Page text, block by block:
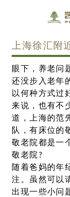
上海徐汇附
眼下，养老问
还没步入老年
以何种方式过
来说，也有不
道，上海的范
队，有床位的
敬老院都是一
敬老院?
随着爸妈的年
注。虽然可以
出现一些小问